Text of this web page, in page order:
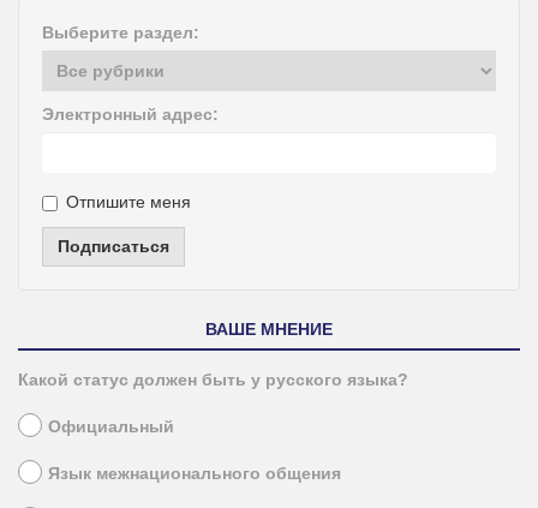
Выберите раздел:
Электронный адрес:
Отпишите меня
Подписаться
ВАШЕ МНЕНИЕ
Какой статус должен быть у русского языка?
Официальный
Язык межнационального общения